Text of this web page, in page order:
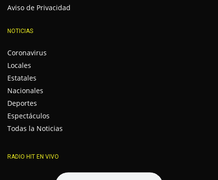
Aviso de Privacidad
NOTICIAS
Coronavirus
Locales
Estatales
Nacionales
Deportes
Espectáculos
Todas la Noticias
RADIO HIT EN VIVO